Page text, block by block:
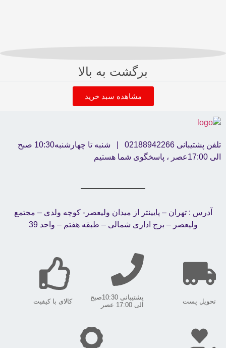
برگشت به بالا
مشاهده سبد خرید
تلفن پشتیبانی 02188942266 | شنبه تا چهارشنبه10:30 صبح
الی 17:00عصر ، پاسخگوی شما هستیم
آدرس : تهران – پایینتر از میدان ولیعصر- کوچه ولدی – مجتمع
ولیعصر – برج اداری شمالی – طبقه هفتم – واحد 39
تحویل پست
پشتیبانی 10:30صبح
الی 17:00 عصر
کالای با کیفیت